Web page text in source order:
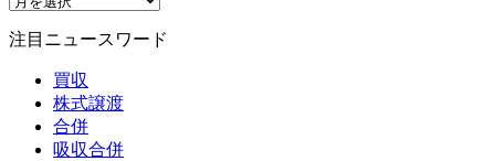
注目ニュースワード
買収
株式譲渡
合併
吸収合併